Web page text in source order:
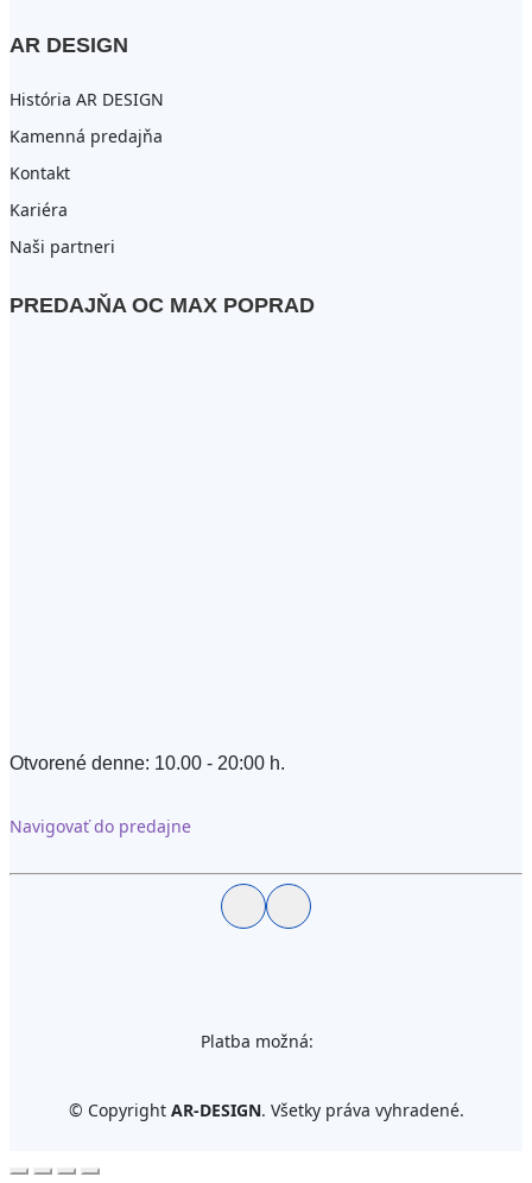
AR DESIGN
História AR DESIGN
Kamenná predajňa
Kontakt
Kariéra
Naši partneri
PREDAJŇA OC MAX POPRAD
Otvorené denne: 10.00 - 20:00 h.
Navigovať do predajne
Platba možná:
© Copyright AR-DESIGN. Všetky práva vyhradené.